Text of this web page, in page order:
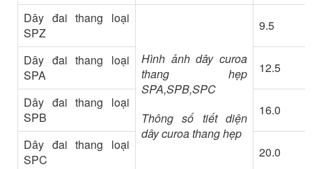
Dây đai thang loại
SPZ
Hình ảnh dây curoa
thang hẹp
SPA,SPB,SPC
Thông số tiết diện
dây curoa thang hẹp
9.5
Dây đai thang loại
SPA
12.5
Dây đai thang loại
SPB
16.0
Dây đai thang loại
SPC
20.0